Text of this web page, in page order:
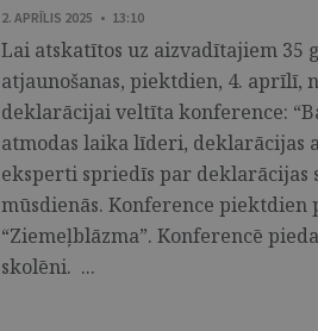
2. APRĪLIS 2025 • 13:10
Lai atskatītos uz aizvadītajiem 35
atjaunošanas, piektdien, 4. aprīlī,
deklarācijai veltīta konference:
atmodas laika līderi, deklarācijas
eksperti spriedīs par deklarācijas
mūsdienās. Konference
“Ziemeļblāzma”. Konferencē
skolēni. ...